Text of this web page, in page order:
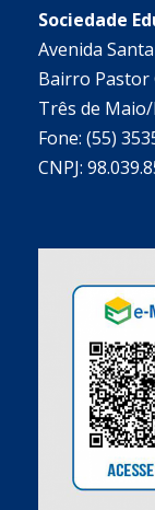
Sociedade
Avenida
Bairro Pastor
Três de Maio/
Fone: (55)
CNPJ: